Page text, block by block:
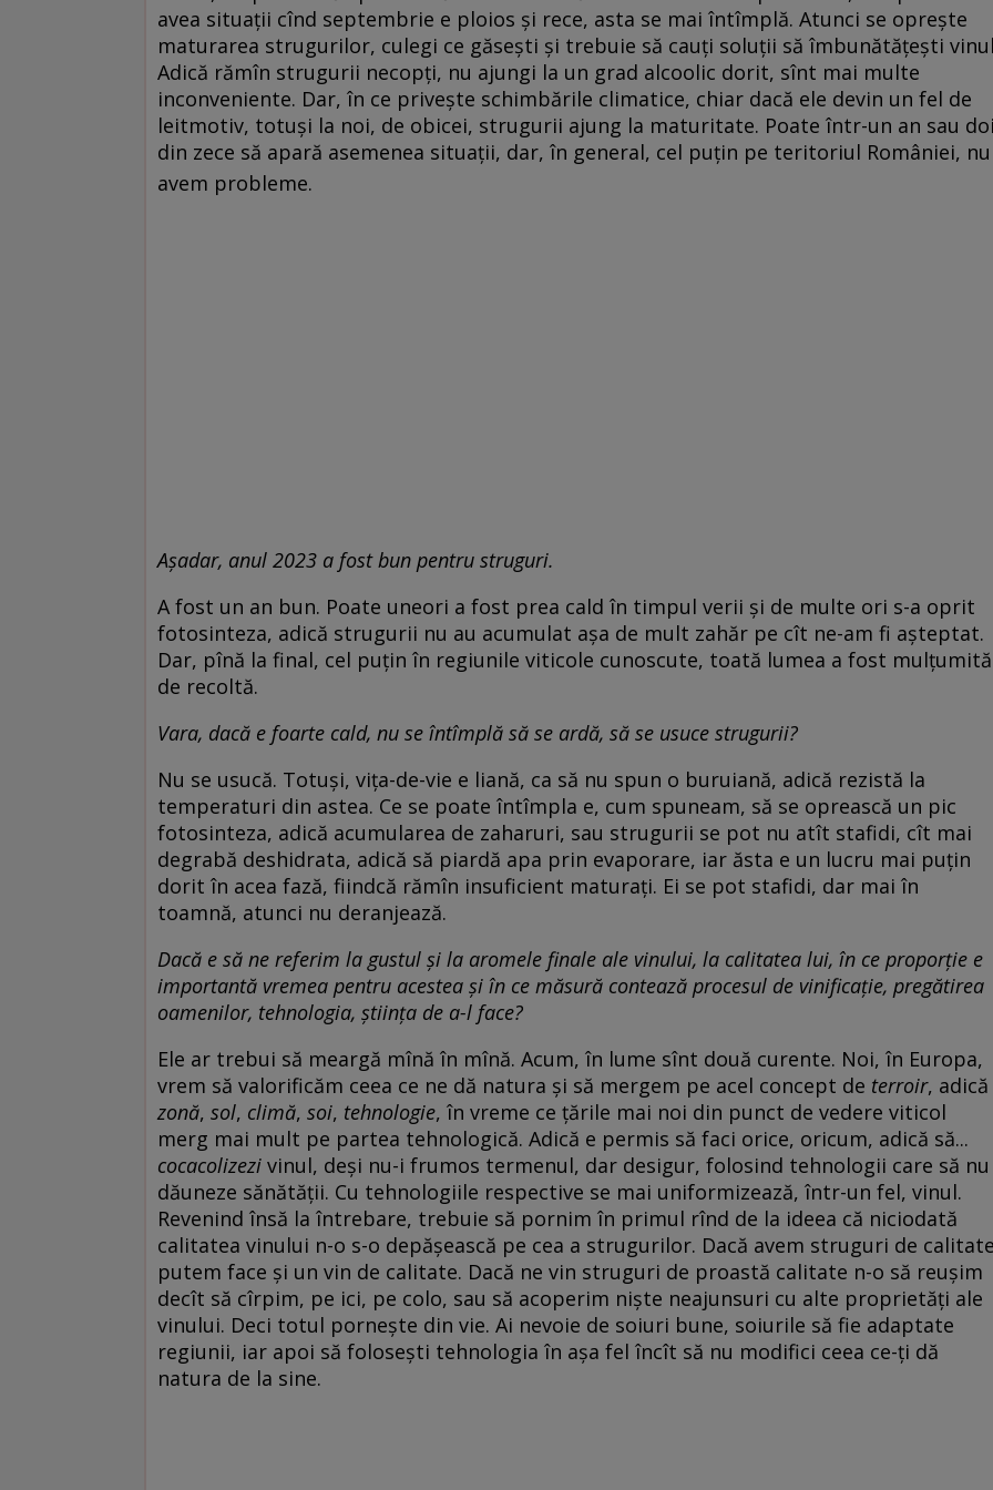
avea situații cînd septembrie e ploios și rece, asta se mai întîmplă. Atunci se oprește
maturarea strugurilor, culegi ce găsești și trebuie să cauți soluții să îmbunătățești
Adică rămîn strugurii necopți, nu ajungi la un grad alcoolic dorit, sînt mai multe
inconveniente. Dar, în ce privește schimbările climatice, chiar dacă ele devin un fel de
leitmotiv, totuși la noi, de obicei, strugurii ajung la maturitate. Poate într-un an sau
din zece să apară asemenea situații, dar, în general, cel puțin pe teritoriul României, nu
avem probleme.
Așadar, anul 2023 a fost bun pentru struguri.
A fost un an bun. Poate uneori a fost prea cald în timpul verii și de multe ori s-a oprit
fotosinteza, adică strugurii nu au acumulat așa de mult zahăr pe cît ne-am fi așteptat.
Dar, pînă la final, cel puțin în regiunile viticole cunoscute, toată lumea a fost mulțumită
de recoltă.
Vara, dacă e foarte cald, nu se întîmplă să se ardă, să se usuce strugurii?
Nu se usucă. Totuși, vița-de-vie e liană, ca să nu spun o buruiană, adică rezistă la
temperaturi din astea. Ce se poate întîmpla e, cum spuneam, să se oprească un pic
fotosinteza, adică acumularea de zaharuri, sau strugurii se pot nu atît stafidi, cît mai
degrabă deshidrata, adică să piardă apa prin evaporare, iar ăsta e un lucru mai puțin
dorit în acea fază, fiindcă rămîn insuficient maturați. Ei se pot stafidi, dar mai în
toamnă, atunci nu deranjează.
Dacă e să ne referim la gustul și la aromele finale ale vinului, la calitatea lui, în ce proporție e
importantă vremea pentru acestea și în ce măsură contează procesul de vinificație, pregătirea
oamenilor, tehnologia, știința de a-l face?
Ele ar trebui să meargă mînă în mînă. Acum, în lume sînt două curente. Noi, în Europa,
vrem să valorificăm ceea ce ne dă natura și să mergem pe acel concept de terroir, adică
zonă, sol, climă, soi, tehnologie, în vreme ce țările mai noi din punct de vedere viticol
merg mai mult pe partea tehnologică. Adică e permis să faci orice, oricum, adică să...
cocacolizezi vinul, deși nu-i frumos termenul, dar desigur, folosind tehnologii care să nu
dăuneze sănătății. Cu tehnologiile respective se mai uniformizează, într-un fel, vinul.
Revenind însă la întrebare, trebuie să pornim în primul rînd de la ideea că niciodată
calitatea vinului n-o s-o depășească pe cea a strugurilor. Dacă avem struguri de
putem face și un vin de calitate. Dacă ne vin struguri de proastă calitate n-o să reușim
decît să cîrpim, pe ici, pe colo, sau să acoperim niște neajunsuri cu alte proprietăți ale
vinului. Deci totul pornește din vie. Ai nevoie de soiuri bune, soiurile să fie adaptate
regiunii, iar apoi să folosești tehnologia în așa fel încît să nu modifici ceea ce-ți dă
natura de la sine.